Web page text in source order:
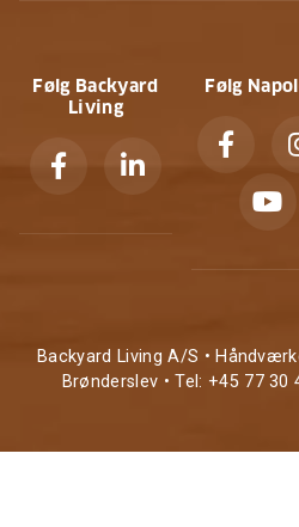
Følg Backyard
Living
Følg
Backyard Living A/S •
Brønderslev • Tel: +45 77 30